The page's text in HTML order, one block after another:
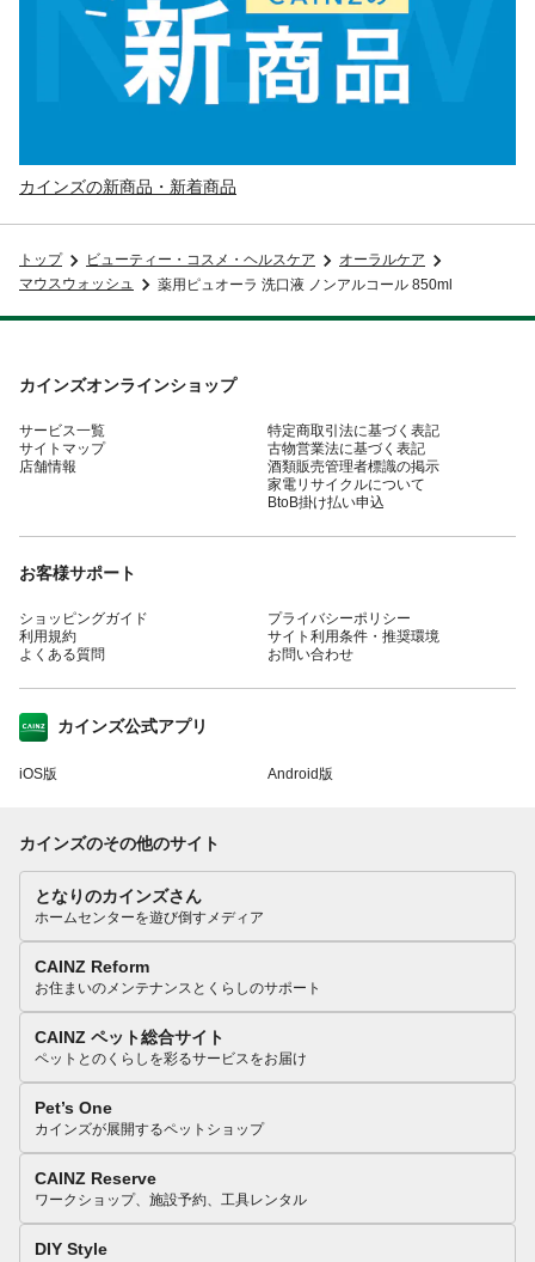
カインズの新商品・新着商品
トップ ビューティー・コスメ・ヘルスケア
オーラルケア
マウスウォッシュ
薬用ピュオーラ 洗口液 ノンアルコール 850ml
カインズオンラインショップ
サービス一覧
サイトマップ
店舗情報
特定商取引法に基づく表記
古物営業法に基づく表記
酒類販売管理者標識の掲示
家電リサイクルについて
BtoB掛け払い申込
お客様サポート
ショッピングガイド
利用規約
よくある質問
プライバシーポリシー
サイト利用条件・推奨環境
お問い合わせ
カインズ公式アプリ
iOS版 Android版
カインズのその他のサイト
となりのカインズさん
ホームセンターを遊び倒すメディア
CAINZ Reform
お住まいのメンテナンスとくらしのサポート
CAINZ ペット総合サイト
ペットとのくらしを彩るサービスをお届け
Pet’s One
カインズが展開するペットショップ
CAINZ Reserve
ワークショップ、施設予約、工具レンタル
DIY Style